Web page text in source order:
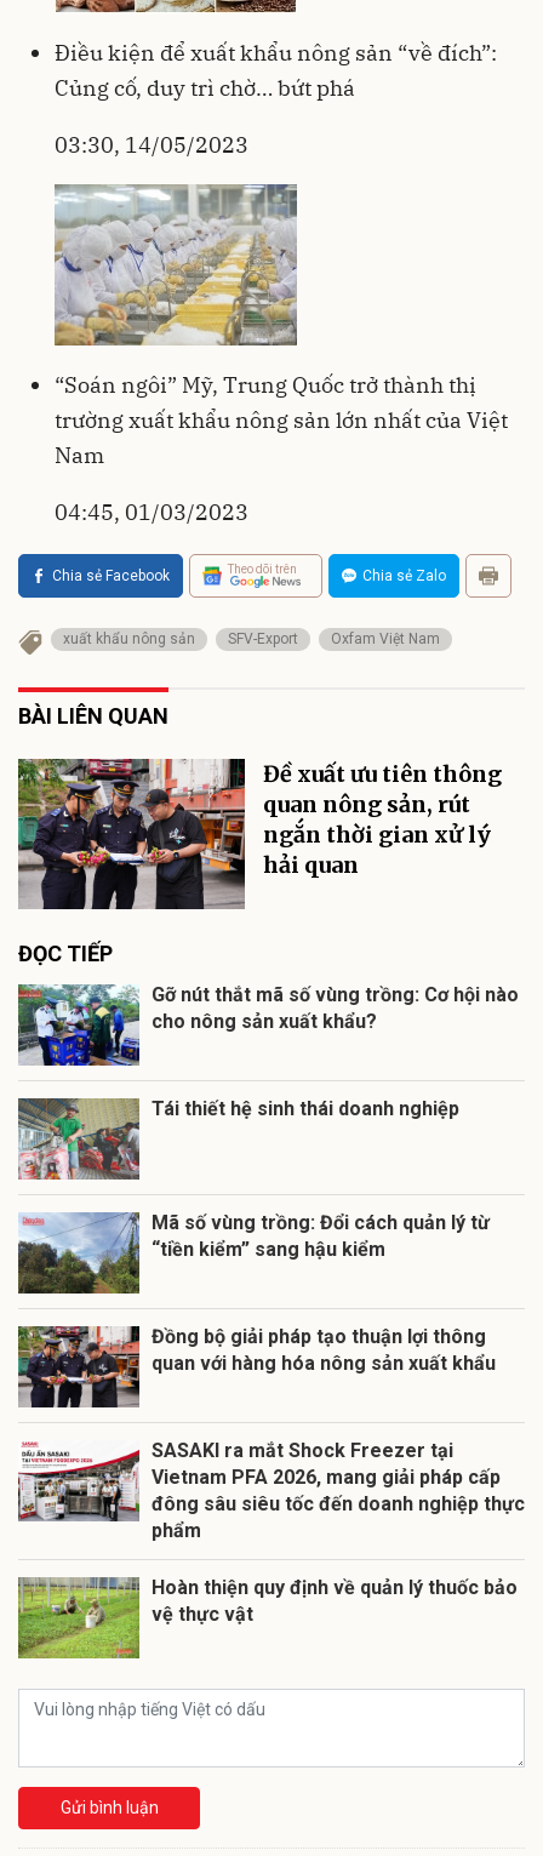
Điều kiện để xuất khẩu nông sản “về đích”:
Củng cố, duy trì chờ… bứt phá
03:30, 14/05/2023
“Soán ngôi” Mỹ, Trung Quốc trở thành thị
trường xuất khẩu nông sản lớn nhất của Việt
Nam
04:45, 01/03/2023
Chia sẻ Facebook Theo dõi trên Chia sẻ Zalo
xuất khẩu nông sản SFV-Export Oxfam Việt Nam
BÀI LIÊN QUAN
Đề xuất ưu tiên thông
quan nông sản, rút
ngắn thời gian xử lý
hải quan
ĐỌC TIẾP
Gỡ nút thắt mã số vùng trồng: Cơ hội nào
cho nông sản xuất khẩu?
Tái thiết hệ sinh thái doanh nghiệp
Mã số vùng trồng: Đổi cách quản lý từ
“tiền kiểm” sang hậu kiểm
Đồng bộ giải pháp tạo thuận lợi thông
quan với hàng hóa nông sản xuất khẩu
SASAKI ra mắt Shock Freezer tại
Vietnam PFA 2026, mang giải pháp cấp
đông sâu siêu tốc đến doanh nghiệp thực
phẩm
Hoàn thiện quy định về quản lý thuốc bảo
vệ thực vật
Gửi bình luận